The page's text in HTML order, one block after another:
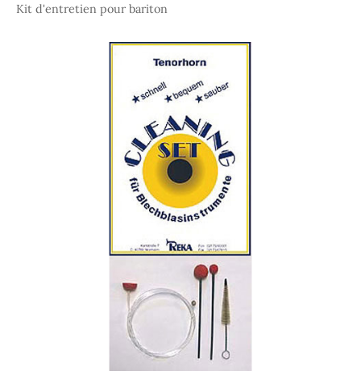
Kit d'entretien pour bariton